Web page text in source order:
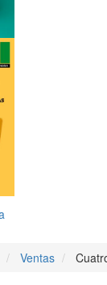
Ventas